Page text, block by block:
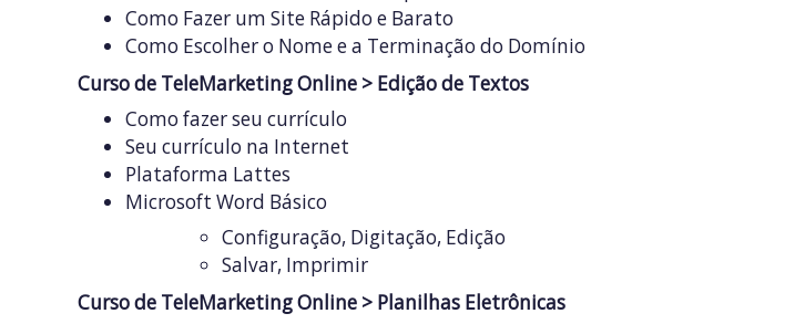
Como Fazer um Site Rápido e Barato
Como Escolher o Nome e a Terminação do Domínio
Curso de TeleMarketing Online > Edição de Textos
Como fazer seu currículo
Seu currículo na Internet
Plataforma Lattes
Microsoft Word Básico
Configuração, Digitação, Edição
Salvar, Imprimir
Curso de TeleMarketing Online > Planilhas Eletrônicas